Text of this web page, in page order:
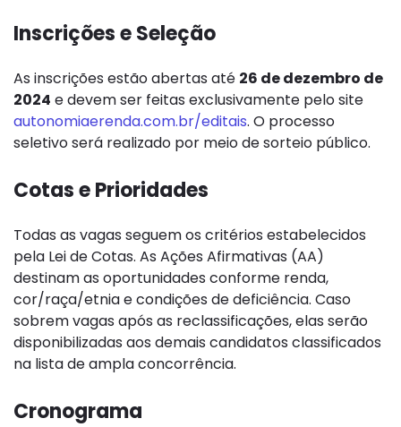
Inscrições e Seleção
As inscrições estão abertas até 26 de dezembro de
2024 e devem ser feitas exclusivamente pelo site
autonomiaerenda.com.br/editais. O processo
seletivo será realizado por meio de sorteio público.
Cotas e Prioridades
Todas as vagas seguem os critérios estabelecidos
pela Lei de Cotas. As Ações Afirmativas (AA)
destinam as oportunidades conforme renda,
cor/raça/etnia e condições de deficiência. Caso
sobrem vagas após as reclassificações, elas serão
disponibilizadas aos demais candidatos classificados
na lista de ampla concorrência.
Cronograma